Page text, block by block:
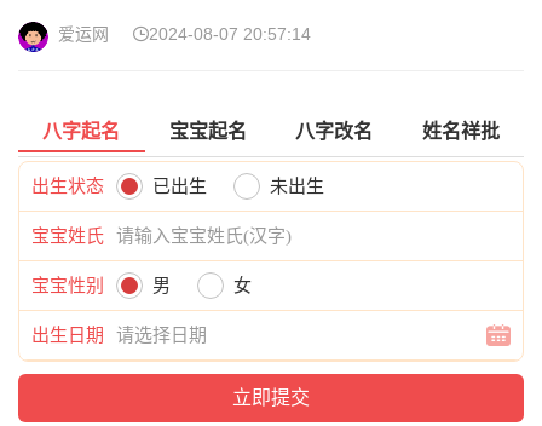
爱运网 2024-08-07 20:57:14
八字起名 宝宝起名 八字改名 姓名祥批
出生状态 已出生 未出生
宝宝姓氏
宝宝性别 男 女
出生日期